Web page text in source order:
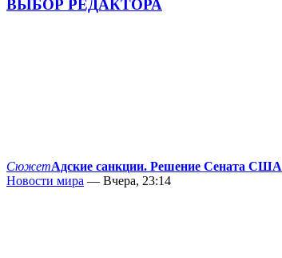
ВЫБОР РЕДАКТОРА
СюжетАдские санкции. Решение Сената США
Новости мира — Вчера, 23:14